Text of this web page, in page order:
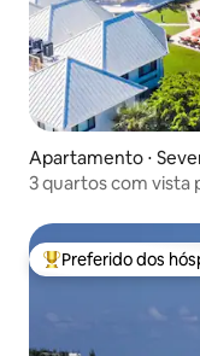
Apartamento ⋅
3 quartos com vista
Entre os melhores
Preferido dos